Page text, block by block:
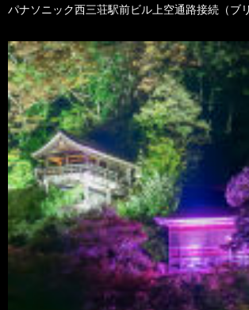
パナソニック西三荘駅前ビル上空通路接続（ブ